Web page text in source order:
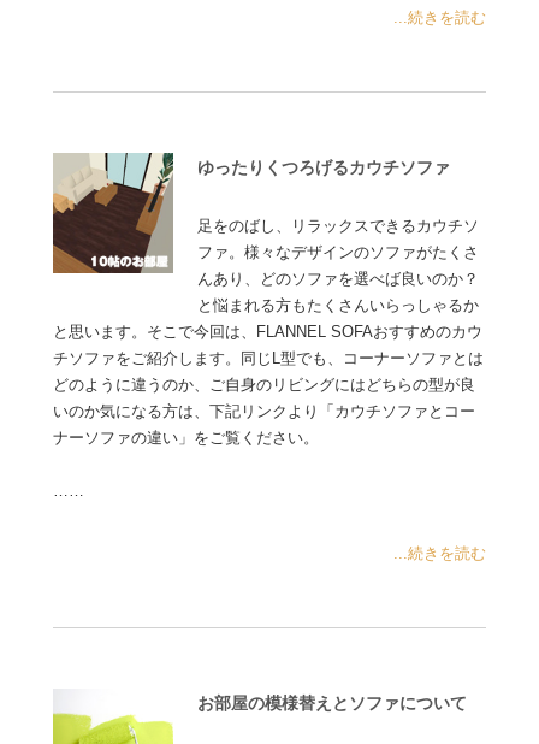
...続きを読む
ゆったりくつろげるカウチソファ
足をのばし、リラックスできるカウチソ
ファ。様々なデザインのソファがたくさ
んあり、どのソファを選べば良いのか？
と悩まれる方もたくさんいらっしゃるか
と思います。そこで今回は、FLANNEL SOFAおすすめのカウ
チソファをご紹介します。同じL型でも、コーナーソファとは
どのように違うのか、ご自身のリビングにはどちらの型が良
いのか気になる方は、下記リンクより「カウチソファとコー
ナーソファの違い」をご覧ください。
……
...続きを読む
お部屋の模様替えとソファについて